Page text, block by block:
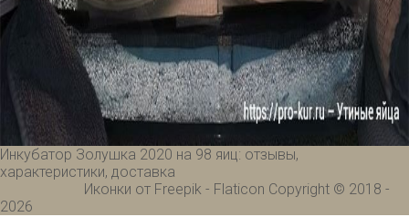
Инкубатор Золушка 2020 на 98 яиц: отзывы,
характеристики, доставка
Иконки от Freepik - Flaticon Copyright © 2018 -
2026